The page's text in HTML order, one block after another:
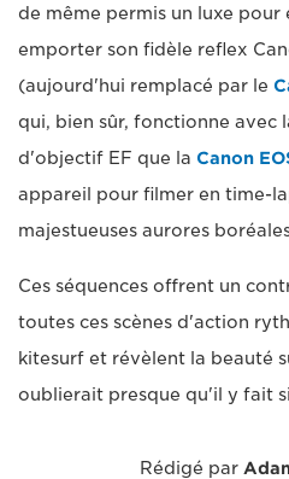
de même permis un luxe pour
emporter son fidèle reflex
(aujourd'hui remplacé par le
qui, bien sûr, fonctionne avec
d'objectif EF que la Canon
appareil pour filmer en time-
majestueuses aurores
Ces séquences offrent un
toutes ces scènes d'action
kitesurf et révèlent la beauté
oublierait presque qu'il y fait
Rédigé par